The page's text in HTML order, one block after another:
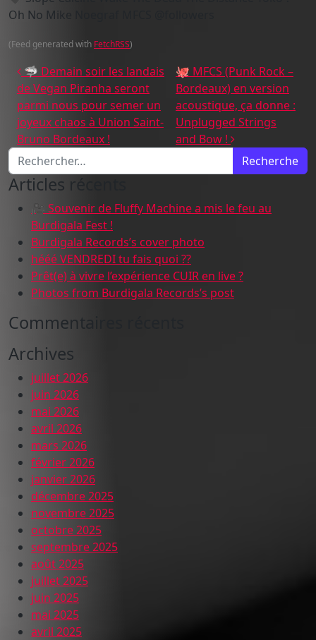
Oh No Mike Noegraf MFCS @followers
(Feed generated with FetchRSS)
Navigation des articles
🦈 Demain soir les landais
de Vegan Piranha seront
parmi nous pour semer un
joyeux chaos à Union Saint-
Bruno Bordeaux !
🐙 MFCS (Punk Rock –
Bordeaux) en version
acoustique, ça donne :
Unplugged Strings
and Bow !
Recherche pour :
Articles récents
🎥 Souvenir de Fluffy Machine a mis le feu au
Burdigala Fest !
Burdigala Records’s cover photo
hééé VENDREDI tu fais quoi ??
Prêt(e) à vivre l’expérience CUIR en live ?
Photos from Burdigala Records’s post
Commentaires récents
Archives
juillet 2026
juin 2026
mai 2026
avril 2026
mars 2026
février 2026
janvier 2026
décembre 2025
novembre 2025
octobre 2025
septembre 2025
août 2025
juillet 2025
juin 2025
mai 2025
avril 2025